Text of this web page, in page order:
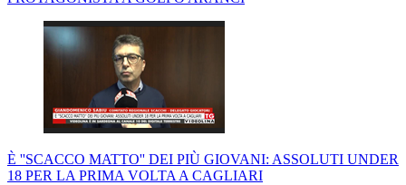
È ''SCACCO MATTO'' DEI PIÙ GIOVANI: ASSOLUTI UNDER
18 PER LA PRIMA VOLTA A CAGLIARI